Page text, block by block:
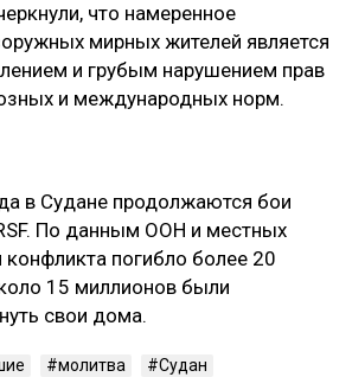
что намеренное
мирных жителей является
и грубым нарушением прав
и международных норм.
в Судане продолжаются бои
По данным ООН и местных
конфликта погибло более 20
15 миллионов были
свои дома.
молитва Судан